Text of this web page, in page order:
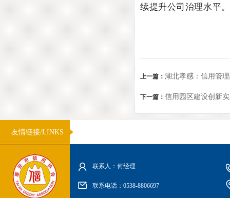
续提升公司治理水平。
上一篇： 湖北孝感：信用管
下一篇： 信用园区建设创新
友情链接/LINKS
联系人：何经理
联系电话：0538-8806697